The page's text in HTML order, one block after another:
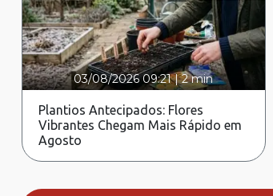
03/08/2026 09:21|2 min
Plantios Antecipados: Flores
Vibrantes Chegam Mais Rápido em
Agosto